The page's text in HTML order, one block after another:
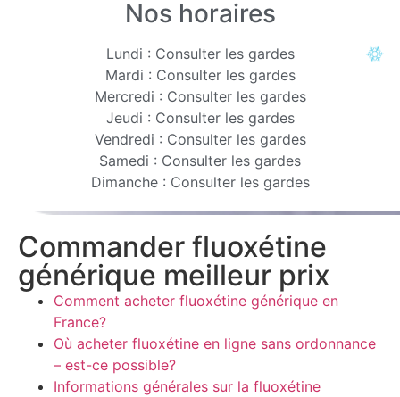
Nos horaires
Lundi : Consulter les gardes
Mardi : Consulter les gardes
Mercredi : Consulter les gardes
Jeudi : Consulter les gardes
Vendredi : Consulter les gardes
Samedi : Consulter les gardes
Dimanche : Consulter les gardes
Commander fluoxétine
générique meilleur prix
Comment acheter fluoxétine générique en
France?
Où acheter fluoxétine en ligne sans ordonnance
– est-ce possible?
Informations générales sur la fluoxétine